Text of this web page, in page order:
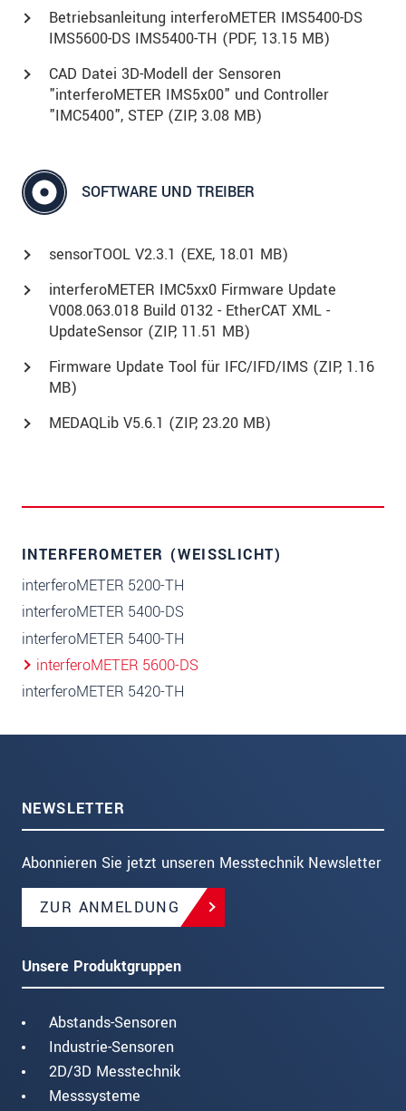
Betriebsanleitung interferoMETER IMS5400-DS
IMS5600-DS IMS5400-TH (PDF, 13.15 MB)
CAD Datei 3D-Modell der Sensoren
"interferoMETER IMS5x00" und Controller
"IMC5400", STEP (ZIP, 3.08 MB)
SOFTWARE UND TREIBER
sensorTOOL V2.3.1 (EXE, 18.01 MB)
interferoMETER IMC5xx0 Firmware Update
V008.063.018 Build 0132 - EtherCAT XML -
UpdateSensor (ZIP, 11.51 MB)
Firmware Update Tool für IFC/IFD/IMS (ZIP, 1.16
MB)
MEDAQLib V5.6.1 (ZIP, 23.20 MB)
INTERFEROMETER (WEISSLICHT)
interferoMETER 5200-TH
interferoMETER 5400-DS
interferoMETER 5400-TH
interferoMETER 5600-DS
interferoMETER 5420-TH
NEWSLETTER
Abonnieren Sie jetzt unseren Messtechnik Newsletter
ZUR ANMELDUNG
Unsere Produktgruppen
Abstands-Sensoren
Industrie-Sensoren
2D/3D Messtechnik
Messsysteme